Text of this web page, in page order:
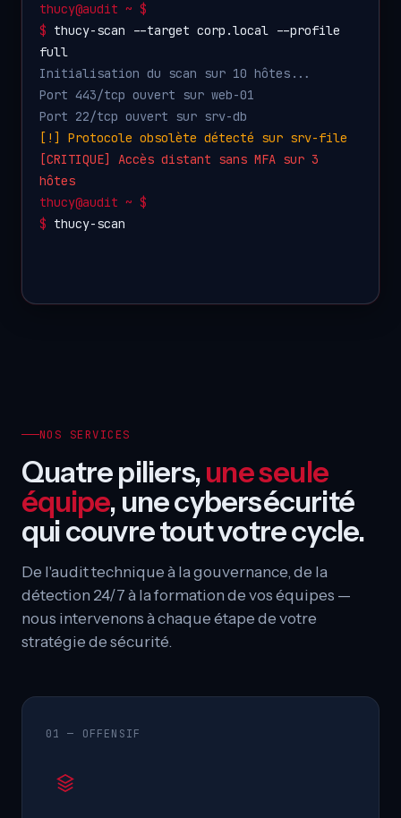
thucy@audit ~ $
$ thucy-scan --target corp.local --profile
full
Initialisation du scan sur 10 hôtes...
Port 443/tcp ouvert sur web-01
Port 22/tcp ouvert sur srv-db
[!] Protocole obsolète détecté sur srv-file
[CRITIQUE] Accès distant sans MFA sur 3
hôtes
thucy@audit ~ $
$ thucy-scan --module datashield --dom
NOS SERVICES
Quatre piliers,une seule
équipe, une cybersécurité
qui couvre tout votre cycle.
De l'audit technique à la gouvernance, de la
détection 24/7 à la formation de vos équipes —
nous intervenons à chaque étape de votre
stratégie de sécurité.
01 — OFFENSIF